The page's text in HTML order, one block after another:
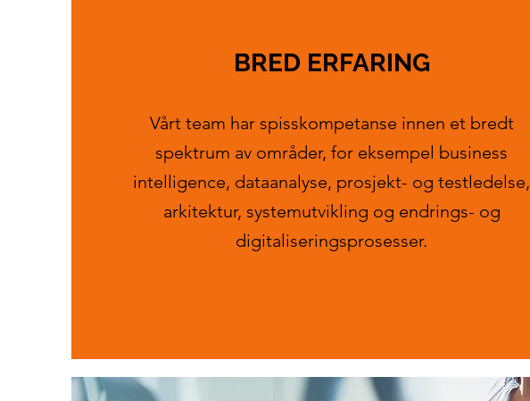
BRED ERFARING
Vårt team har spisskompetanse innen et bredt
spektrum av områder, for eksempel business
intelligence, dataanalyse, prosjekt- og testledelse,
arkitektur, systemutvikling og endrings- og
digitaliseringsprosesser.